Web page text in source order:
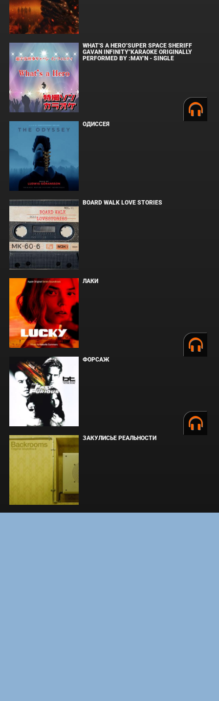
WHAT'S A HERO"SUPER SPACE SHERIFF
GAVAN INFINITY"KARAOKE ORIGINALLY
PERFORMED BY :MAY'N - SINGLE
ОДИССЕЯ
BOARD WALK LOVE STORIES
ЛАКИ
ФОРСАЖ
ЗАКУЛИСЬЕ РЕАЛЬНОСТИ